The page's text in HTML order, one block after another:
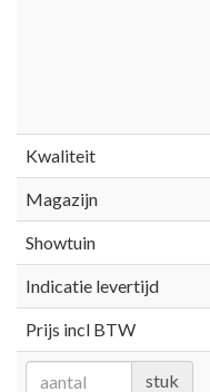
Kwaliteit
Magazijn
Showtuin
Indicatie levertijd
Prijs incl BTW
stuk